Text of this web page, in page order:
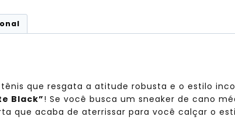
que resgata a atitude robusta e o estilo
Black”! Se você busca um sneaker de cano
que acaba de aterrissar para você calçar o